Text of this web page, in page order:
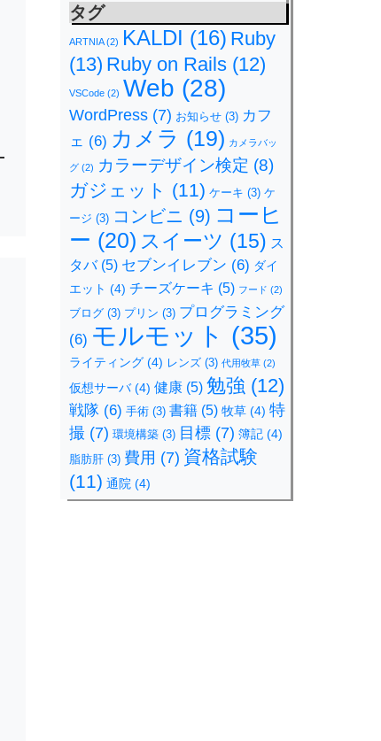
タグ
ARTNIA(2) KALDI (16) Ruby
(13) Ruby on Rails (12)
VSCode (2) Web (28)
WordPress (7) お知らせ (3) カフ
ェ (6) カメラ (19) カメラバッ
グ (2) カラーデザイン検定 (8)
ガジェット (11) ケーキ (3) ケ
ージ (3) コンビニ (9) コーヒ
ー (20) スイーツ (15) ス
タバ(5) セブンイレブン (6) ダイ
エット (4) チーズケーキ (5) フード (2)
ブログ (3) プリン (3) プログラミング
(6) モルモット (35)
ライティング (4) レンズ (3) 代用牧草 (2)
仮想サーバ(4) 健康 (5) 勉強 (12)
戦隊 (6) 手術 (3) 書籍 (5) 牧草 (4) 特
撮 (7) 環境構築 (3) 目標 (7) 簿記 (4)
脂肪肝 (3) 費用 (7) 資格試験
(11) 通院 (4)